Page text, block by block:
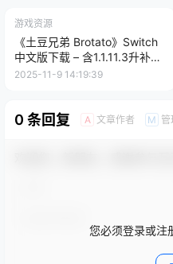
游戏资源
《土豆兄弟 Brotato》Switch
中文版下载 – 含1.1.11.3升补
+DLC
2025-11-9 14:19:39
0 条回复 A 文章作者 M 管
您必须登录或注